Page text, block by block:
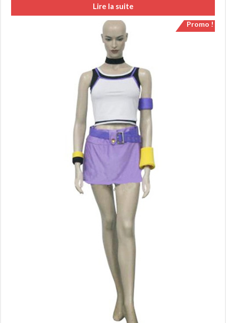
Lire la suite
Promo !